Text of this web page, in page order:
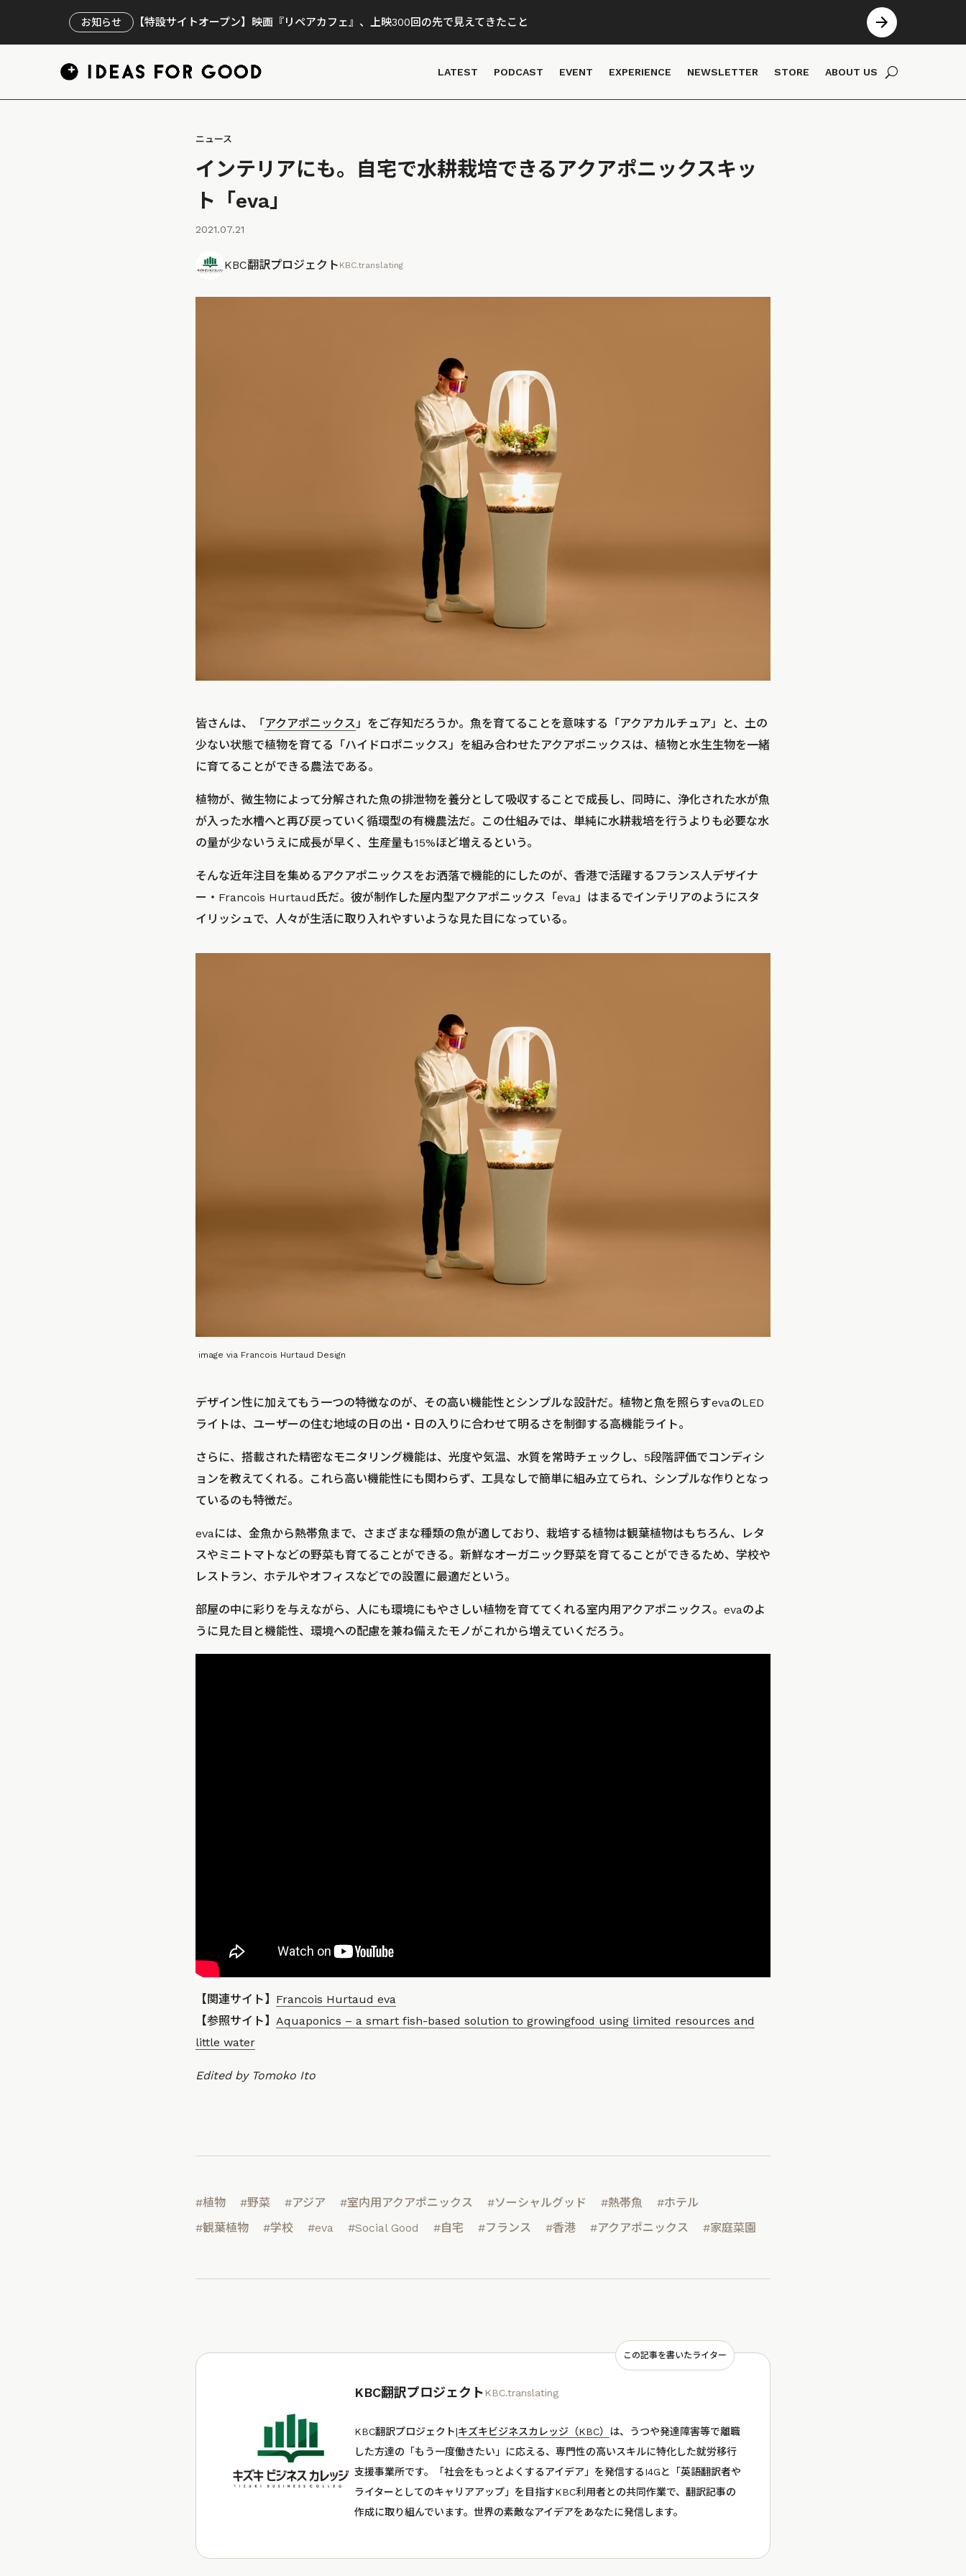
お知らせ 【特設サイトオープン】映画『リペアカフェ』、上映300回の先で見えてきたこと
LATEST PODCAST EVENT EXPERIENCE NEWSLETTER STORE ABOUT US
ニュース
インテリアにも。自宅で水耕栽培できるアクアポニックスキッ
ト「eva」
2021.07.21
KBC翻訳プロジェクト KBC.translating
皆さんは、「アクアポニックス」をご存知だろうか。魚を育てることを意味する「アクアカルチュア」と、土の
少ない状態で植物を育てる「ハイドロポニックス」を組み合わせたアクアポニックスは、植物と水生生物を一緒
に育てることができる農法である。
植物が、微生物によって分解された魚の排泄物を養分として吸収することで成長し、同時に、浄化された水が魚
が入った水槽へと再び戻っていく循環型の有機農法だ。この仕組みでは、単純に水耕栽培を行うよりも必要な水
の量が少ないうえに成長が早く、生産量も15%ほど増えるという。
そんな近年注目を集めるアクアポニックスをお洒落で機能的にしたのが、香港で活躍するフランス人デザイナ
ー・Francois Hurtaud氏だ。彼が制作した屋内型アクアポニックス「eva」はまるでインテリアのようにスタ
イリッシュで、人々が生活に取り入れやすいような見た目になっている。
image via Francois Hurtaud Design
デザイン性に加えてもう一つの特徴なのが、その高い機能性とシンプルな設計だ。植物と魚を照らすevaのLED
ライトは、ユーザーの住む地域の日の出・日の入りに合わせて明るさを制御する高機能ライト。
さらに、搭載された精密なモニタリング機能は、光度や気温、水質を常時チェックし、5段階評価でコンディシ
ョンを教えてくれる。これら高い機能性にも関わらず、工具なしで簡単に組み立てられ、シンプルな作りとなっ
ているのも特徴だ。
evaには、金魚から熱帯魚まで、さまざまな種類の魚が適しており、栽培する植物は観葉植物はもちろん、レタ
スやミニトマトなどの野菜も育てることができる。新鮮なオーガニック野菜を育てることができるため、学校や
レストラン、ホテルやオフィスなどでの設置に最適だという。
部屋の中に彩りを与えながら、人にも環境にもやさしい植物を育ててくれる室内用アクアポニックス。evaのよ
うに見た目と機能性、環境への配慮を兼ね備えたモノがこれから増えていくだろう。
【関連サイト】 Francois Hurtaud eva
【参照サイト】 Aquaponics – a smart fish-based solution to growingfood using limited resources and
little water
Edited by Tomoko Ito
#植物 #野菜 #アジア #室内用アクアポニックス #ソーシャルグッド #熱帯魚
#ホテル
#観葉植物
#学校 #eva #Social Good #自宅 #フランス #香港 #アクアポニックス #家庭菜園
この記事を書いたライター
KBC翻訳プロジェクト KBC.translating
KBC翻訳プロジェクト|キズキビジネスカレッジ（KBC） は、うつや発達障害等で離職
した方達の「もう一度働きたい」に応える、専門性の高いスキルに特化した就労移行
支援事業所です。「社会をもっとよくするアイデア」を発信するI4Gと「英語翻訳者や
ライターとしてのキャリアアップ」を目指すKBC利用者との共同作業で、翻訳記事の
作成に取り組んでいます。世界の素敵なアイデアをあなたに発信します。